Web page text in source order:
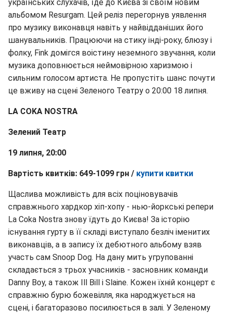
українських слухачів, їде до Києва зі своїм новим
альбомом Resurgam. Цей реліз перегорнув уявлення
про музику виконавця навіть у найвідданіших його
шанувальників. Працюючи на стику інді-року, блюзу і
фолку, Fink домігся воістину неземного звучання, коли
музика доповнюється неймовірною харизмою і
сильним голосом артиста. Не пропустіть шанс почути
це вживу на сцені Зеленого Театру о 20:00 18 липня.
LA COKA NOSTRA
Зелений Театр
19 липня, 20:00
Вартість квитків: 649-1099 грн / купити квитки
Щаслива можливість для всіх поціновувачів
справжнього хардкор хіп-хопу - нью-йоркські репери
La Coka Nostra знову їдуть до Києва! За історію
існування гурту в її складі виступало безліч іменитих
виконавців, а в запису їх дебютного альбому взяв
участь сам Snoop Dog. На дану мить угрупованні
складається з трьох учасників - засновник команди
Danny Boy, а також Ill Bill і Slaine. Кожен їхній концерт є
справжню бурю божевілля, яка народжується на
сцені, і багаторазово посилюється в залі. У Зеленому